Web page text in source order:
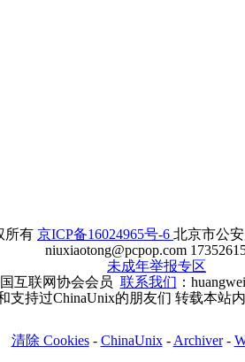
所有 京ICP备16024965号-6 北京市公
niuxiaotong@pcpop.com
未成年举报专区
互联网协会会员 联系我们 ：
支持过ChinaUnix的朋友们 转载本站
清除 Cookies- ChinaUnix- Archiver-